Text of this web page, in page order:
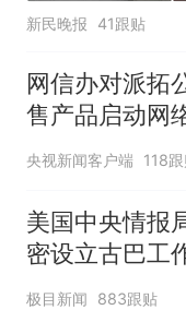
新民晚报 41跟贴
网信办对派拓
售产品启动网
央视新闻客户端 118
美国中央情报
密设立古巴工
极目新闻 883跟贴